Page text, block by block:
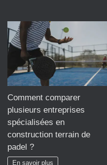
Comment comparer
plusieurs entreprises
spécialisées en
construction terrain de
padel ?
En savoir plus